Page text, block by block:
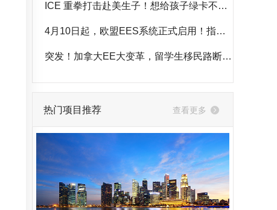
ICE 重拳打击赴美生子！想给孩子绿卡不必冒险
4月10日起，欧盟EES系统正式启用！指纹+人脸通关，告别护照盖章时代
突发！加拿大EE大变革，留学生移民路断了？新西兰成靠谱退路
热门项目推荐 查看更多